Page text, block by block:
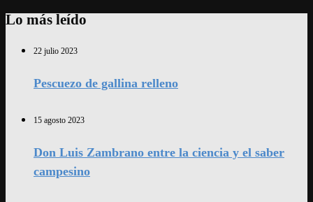
Lo más leído
22 julio 2023
Pescuezo de gallina relleno
15 agosto 2023
Don Luis Zambrano entre la ciencia y el saber
campesino